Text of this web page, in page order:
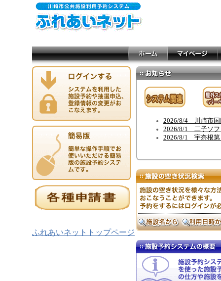
ふれあいネットトップページ
2026/8/4 川崎市国
2026/8/1 二子ソフ
2026/8/1 宇奈根第